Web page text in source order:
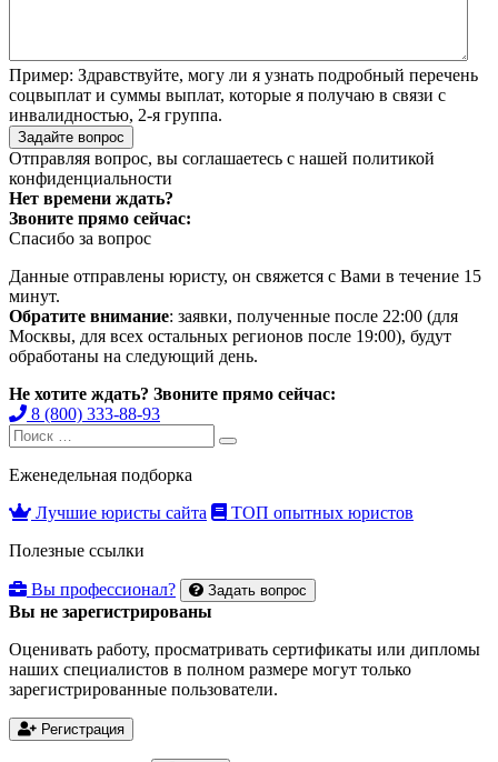
Пример: Здравствуйте, могу ли я узнать подробный перечень
соцвыплат и суммы выплат, которые я получаю в связи с
инвалидностью, 2-я группа.
Задайте вопрос
Отправляя вопрос, вы соглашаетесь с нашей политикой
конфиденциальности
Нет времени ждать?
Звоните прямо сейчас:
Спасибо за вопрос
Данные отправлены юристу, он свяжется с Вами в течение 15
минут.
Обратите внимание: заявки, полученные после 22:00 (для
Москвы, для всех остальных регионов после 19:00), будут
обработаны на следующий день.
Не хотите ждать? Звоните прямо сейчас:
8 (800) 333-88-93
Search
for:
Search
Еженедельная подборка
Лучшие юристы сайта
ТОП опытных юристов
Полезные ссылки
Вы профессионал? Задать вопрос
Вы не зарегистрированы
Оценивать работу, просматривать сертификаты или дипломы
наших специалистов в полном размере могут только
зарегистрированные пользователи.
Регистрация